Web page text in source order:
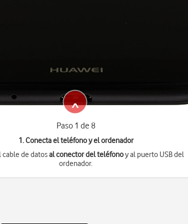
Paso 1 de 8
1. Conecta el teléfono y el ordenador
cable de datosal conector del teléfonoy al puerto USB del
ordenador.